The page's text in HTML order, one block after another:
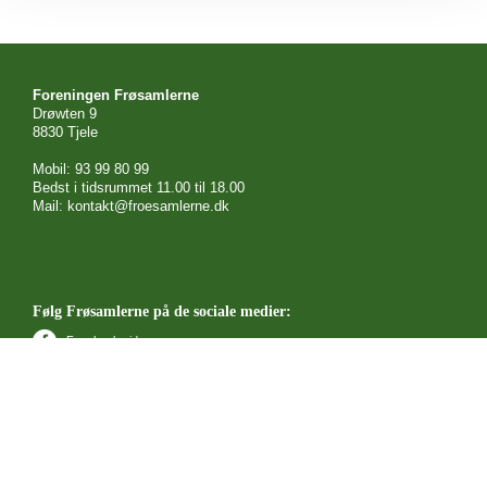
Foreningen Frøsamlerne
Drøwten 9
8830 Tjele
Mobil: 93 99 80 99
Bedst i tidsrummet 11.00 til 18.00
Mail: kontakt@froesamlerne.dk
Følg Frøsamlerne på de sociale medier:
Facebook side